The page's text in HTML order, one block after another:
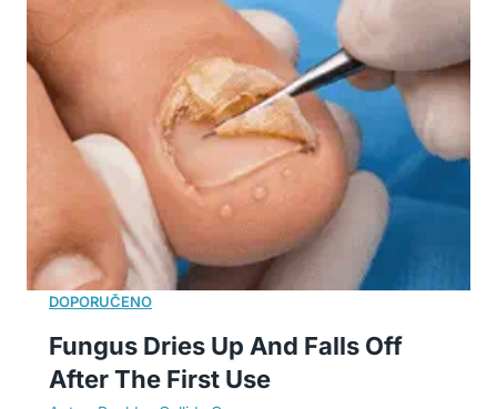
Fungus Dries Up And Falls Off
After The First Use